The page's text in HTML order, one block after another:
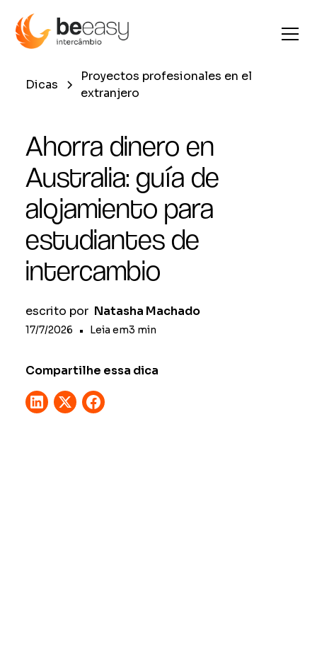
Dicas
Proyectos profesionales en el
extranjero
Ahorra dinero en
Australia: guía de
alojamiento para
estudiantes de
intercambio
escrito por Natasha Machado
17/7/2026 • Leia em3 min
Compartilhe essa dica